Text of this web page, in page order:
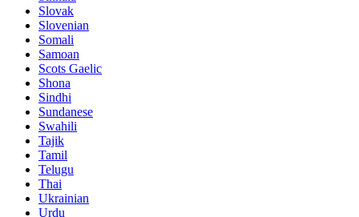
Slovak
Slovenian
Somali
Samoan
Scots Gaelic
Shona
Sindhi
Sundanese
Swahili
Tajik
Tamil
Telugu
Thai
Ukrainian
Urdu